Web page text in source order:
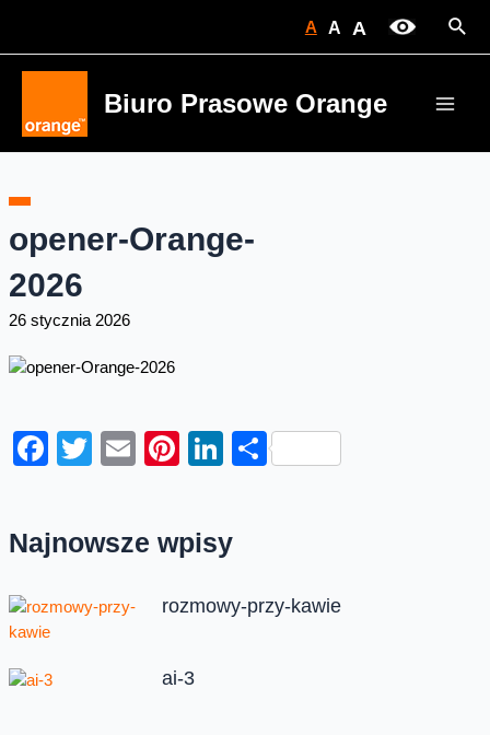
A A A
Biuro Prasowe Orange
opener-Orange-
2026
26 stycznia 2026
Facebook
Twitter
EmailPinterest
LinkedIn
Share
Najnowsze wpisy
rozmowy-przy-kawie
ai-3